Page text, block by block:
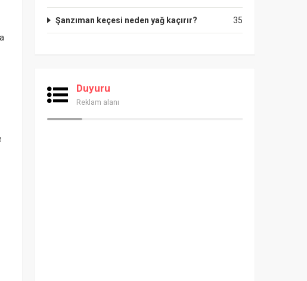
35
Şanzıman keçesi neden yağ kaçırır?
Duyuru
Reklam alanı